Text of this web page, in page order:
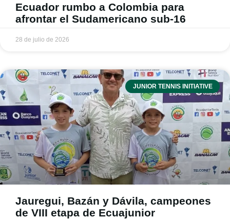
Ecuador rumbo a Colombia para
afrontar el Sudamericano sub-16
28 de julio de 2026
JUNIOR TENNIS INITIATIVE
Jauregui, Bazán y Dávila, campeones
de VIII etapa de Ecuajunior